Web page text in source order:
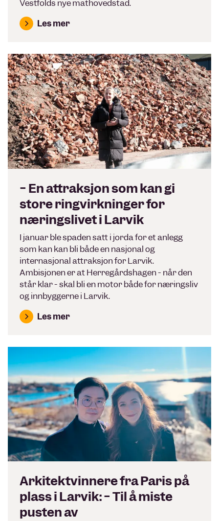
Vestfolds nye mathovedstad.
Les mer
− En attraksjon som kan gi
store ringvirkninger for
næringslivet i Larvik
I januar ble spaden satt i jorda for et anlegg
som kan kan bli både en nasjonal og
internasjonal attraksjon for Larvik.
Ambisjonen er at Herregårdshagen - når den
står klar - skal bli en motor både for næringsliv
og innbyggerne i Larvik.
Les mer
Arkitektvinnere fra Paris på
plass i Larvik: − Til å miste
pusten av